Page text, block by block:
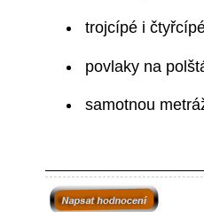
trojcípé i
povlaky na
samotnou